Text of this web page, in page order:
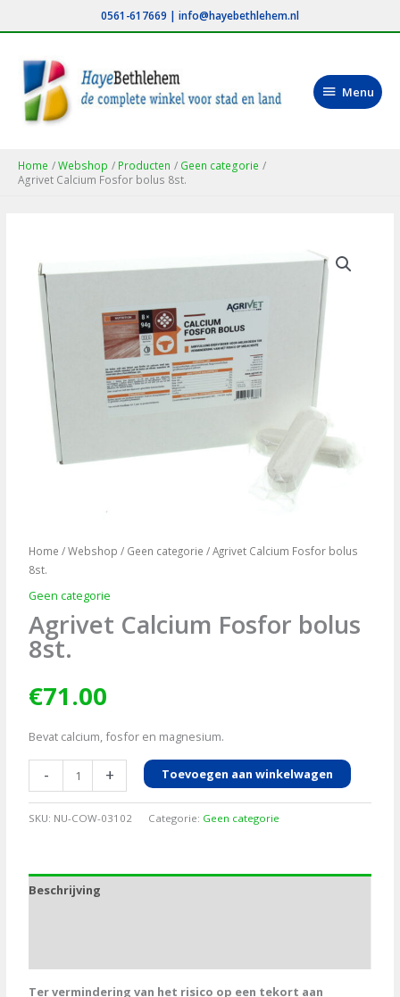
naar
inhoud
0561-617669 | info@hayebethlehem.nl
Menu
Menu
Home Webshop Producten
Geen categorie
Agrivet Calcium Fosfor bolus 8st.
Home /Webshop / Geen categorie / Agrivet Calcium Fosfor bolus
8st.
Geen categorie
Agrivet Calcium Fosfor bolus
8st.
€71.00
Bevat calcium, fosfor en magnesium.
-
Calcium
aantal
+ Toevoegen aan winkelwagen
SKU: NU-COW-03102 Categorie: Geen categorie
Beschrijving
Ter vermindering van het risico op een tekort aan